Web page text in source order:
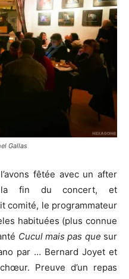
Gallas
fêtée avec un after
la fin du concert, et
comité, le programmateur
habituées (plus connue
Cucul mais pas que sur
par … Bernard Joyet et
Preuve d’un repas